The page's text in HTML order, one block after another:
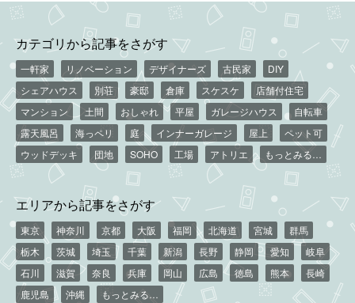
カテゴリから記事をさがす
一軒家 リノベーション デザイナーズ 古民家
DIY
シェアハウス
別荘 豪邸 倉庫 スケスケ
店舗付住宅
マンション
土間 おしゃれ 平屋 ガレージハウス
自転車
露天風呂
海っペリ 庭 インナーガレージ 屋上
ペット可
ウッドデッキ
団地 SOHO 工場 アトリエ もっとみる…
エリアから記事をさがす
東京 神奈川 京都 大阪 福岡 北海道 宮城
群馬
栃木
茨城 埼玉 千葉 新潟 長野 静岡 愛知
岐阜
石川
滋賀 奈良 兵庫 岡山 広島 徳島 熊本
長崎
鹿児島
沖縄 もっとみる…